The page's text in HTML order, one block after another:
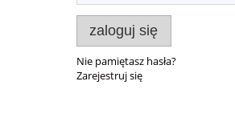
zaloguj się
Nie pamiętasz hasła?
Zarejestruj się